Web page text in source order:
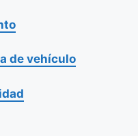
de vehículo